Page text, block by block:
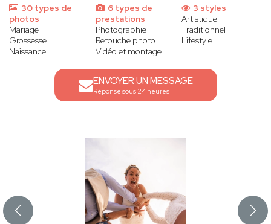
30 types de
photos
Mariage
Grossesse
Naissance
6 types de
prestations
Photographie
Retouche photo
Vidéo et montage
3 styles
Artistique
Traditionnel
Lifestyle
ENVOYER UN MESSAGE
Réponse sous 24 heures